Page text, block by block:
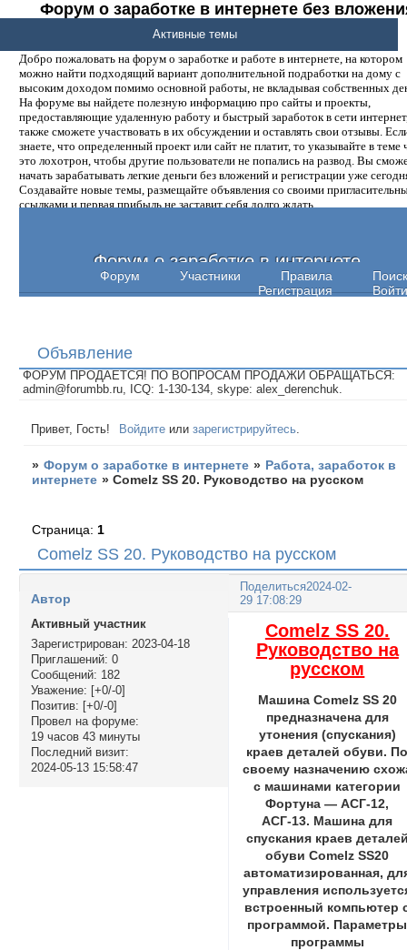
Форум о заработке в интернете без
денег.
Добро пожаловать на форум о заработке и работе в интернете, на котором
можно найти подходящий вариант дополнительной подработки на дому с
высоким доходом помимо основной работы, не вкладывая собственных
На форуме вы найдете полезную информацию про сайты и проекты,
предоставляющие удаленную работу и быстрый заработок в сети
также сможете участвовать в их обсуждении и оставлять свои отзывы.
знаете, что определенный проект или сайт не платит, то указывайте в теме
это лохотрон, чтобы другие пользователи не попались на развод. Вы
начать зарабатывать легкие деньги без вложений и регистрации уже
Создавайте новые темы, размещайте объявления со своими
ссылками и первая прибыль не заставит себя долго ждать.
Форум о заработке в интернете
Форум Участники Правила
Поиск
Регистрация
Войти
Активные темы
Объявление
ФОРУМ ПРОДАЕТСЯ! ПО ВОПРОСАМ ПРОДАЖИ ОБРАЩАТЬСЯ:
admin@forumbb.ru, ICQ: 1-130-134, skype: alex_derenchuk.
Привет, Гость! Войдите илизарегистрируйтесь
» Форум о заработке в интернете » Работа, заработок в
интернете »Comelz SS 20. Руководство на русском
Comelz SS 20. Руководство на русском
Страница: 1
Поделиться2024-02-
29 17:08:29
Автор
Активный участник
Зарегистрирован: 2023-04-18
Приглашений: 0
Сообщений: 182
Уважение: [+0/-0]
Позитив: [+0/-0]
Провел на форуме:
19 часов 43 минуты
Последний визит:
2024-05-13 15:58:47
Comelz SS 20.
Руководство на
русском
Машина Comelz SS 20
предназначена для
утонения (спускания)
краев деталей обуви.
своему назначению
с машинами категории
Фортуна — АСГ-12,
АСГ-13. Машина для
спускания краев
обуви Comelz SS20
автоматизированная,
управления
встроенный компьютер
программой. Параметры
программы